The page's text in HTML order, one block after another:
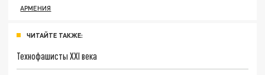
АРМЕНИЯ
ЧИТАЙТЕ ТАКЖЕ:
Технофашисты XXI века